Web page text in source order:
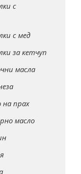
с
с мед
за кетчуп
масла
на прах
масло